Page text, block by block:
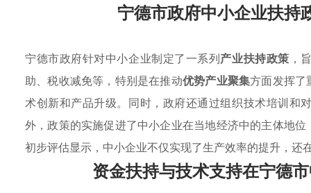
宁德市政府中小企业扶持
宁德市政府针对中小企业制定了一系列产业扶持政策 ，
助、税收减免等，特别是在推动优势产业聚集方面发挥了
术创新和产品升级。同时，政府还通过组织技术培训和
外，政策的实施促进了中小企业在当地经济中的主体地
初步评估显示，中小企业不仅实现了生产效率的提升，还
资金扶持与技术支持在宁德